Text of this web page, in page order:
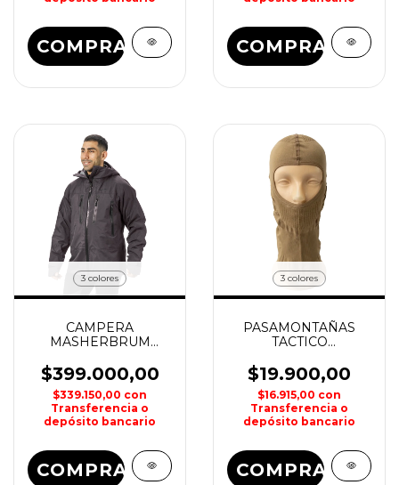
COMPRAR COMPRAR
3 colores
CAMPERA
MASHERBRUM
$399.000,00
$339.150,00 con
Transferencia o
depósito bancario
COMPRAR
3 colores
PASAMONTAÑAS
TACTICO
$19.900,00
$16.915,00 con
Transferencia o
depósito bancario
COMPRAR